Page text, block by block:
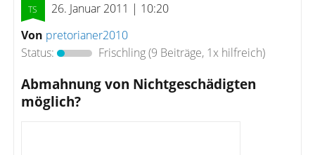
26. Januar 2011 | 10:20
Von pretorianer2010
Status:
Frischling(9 Beiträge, 1x hilfreich)
Abmahnung von Nichtgeschädigten
möglich?